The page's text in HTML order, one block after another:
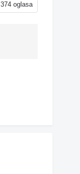
374 oglasa